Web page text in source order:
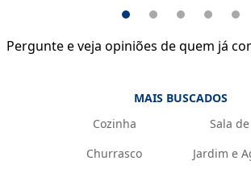
Pergunte e veja opiniões de quem já
MAIS BUSCADOS
Cozinha
Sala
Churrasco
Jardim e